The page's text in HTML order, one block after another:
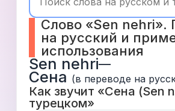
Числа
Глаголы
Служебные
Существительные
Прилагательные
Слово «Sen nehri».
на русский и
использования
Sen nehri—
Сена (в переводе на
Как звучит «Сена (Sen
турецком»